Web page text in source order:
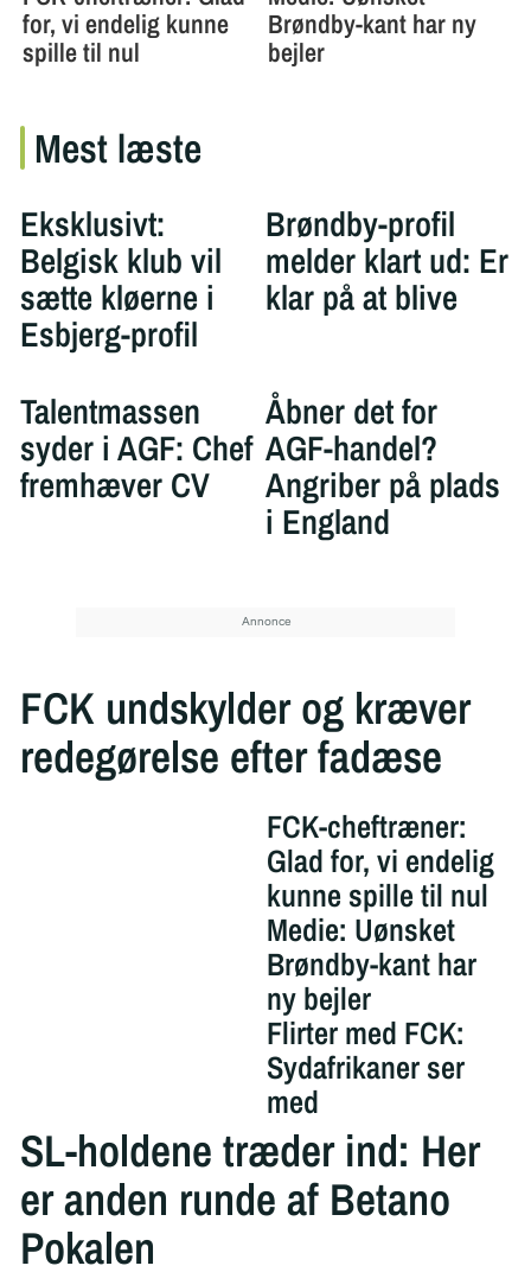
Mest læste
Eksklusivt:
Belgisk klub vil
sætte kløerne i
Esbjerg-profil
Brøndby-profil
melder klart ud: Er
klar på at blive
Talentmassen
syder i AGF: Chef
fremhæver CV
Åbner det for
AGF-handel?
Angriber på plads
i England
FCK undskylder og kræver
redegørelse efter fadæse
FCK-cheftræner:
Glad for, vi endelig
kunne spille til nul
Medie: Uønsket
Brøndby-kant har
ny bejler
Flirter med FCK:
Sydafrikaner ser
med
SL-holdene træder ind: Her
er anden runde af Betano
Pokalen